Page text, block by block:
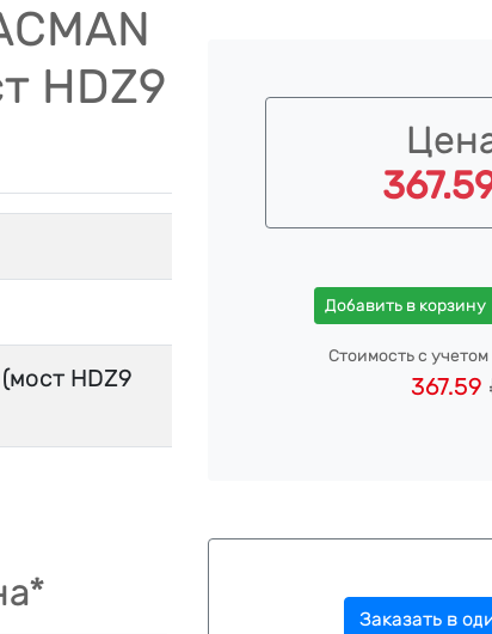
HDZ9
HDZ9
Добавить в корзину
Стоимость с
367.59
Заказать в